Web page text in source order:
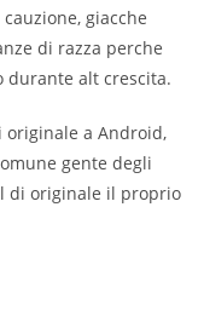
giacche
di razza perche
durante alt crescita.
originale a Android,
gente degli
di originale il proprio